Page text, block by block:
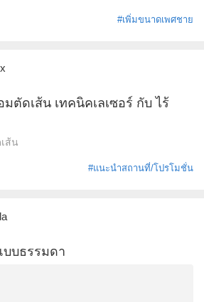
#เพิ่มขนาดเพศชาย
ตัดเส้น เทคนิคเลเซอร์ กับ ไร้
ส้น
#แนะนำสถานที่/โปรโมชั่น
บบธรรมดา